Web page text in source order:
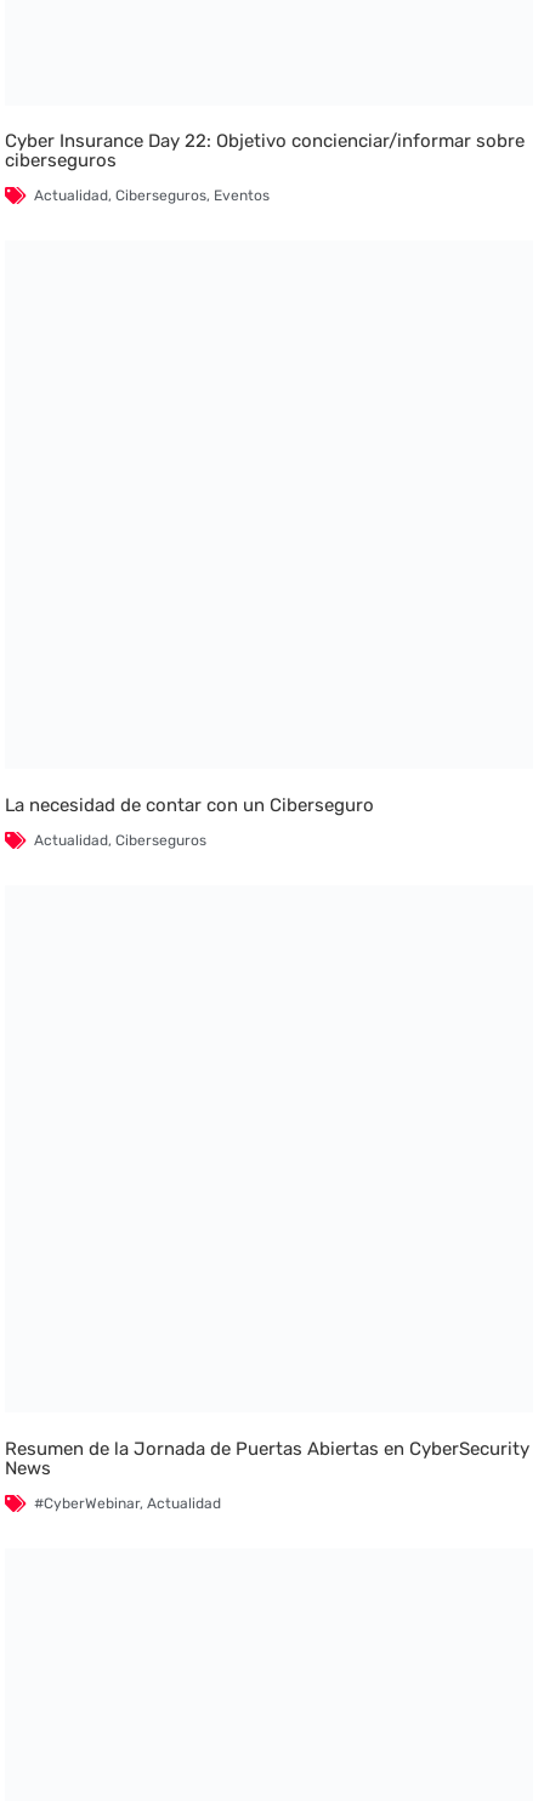
Cyber Insurance Day 22: Objetivo concienciar/informar sobre
ciberseguros
Actualidad,Ciberseguros, Eventos
La necesidad de contar con un Ciberseguro
Actualidad,Ciberseguros
Resumen de la Jornada de Puertas Abiertas en CyberSecurity
News
#CyberWebinar,Actualidad